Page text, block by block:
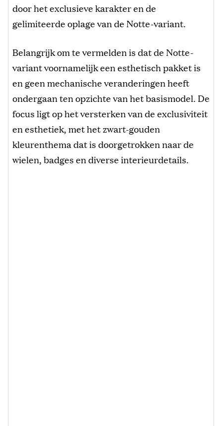
door het exclusieve karakter en de
gelimiteerde oplage van de Notte-variant.
Belangrijk om te vermelden is dat de Notte-
variant voornamelijk een esthetisch pakket is
en geen mechanische veranderingen heeft
ondergaan ten opzichte van het basismodel. De
focus ligt op het versterken van de exclusiviteit
en esthetiek, met het zwart-gouden
kleurenthema dat is doorgetrokken naar de
wielen, badges en diverse interieurdetails.